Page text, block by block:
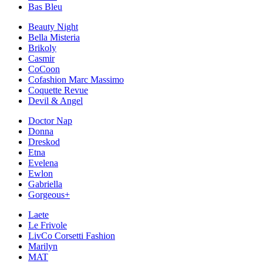
Bas Bleu
Beauty Night
Bella Misteria
Brikoly
Casmir
CoCoon
Cofashion Marc Massimo
Coquette Revue
Devil & Angel
Doctor Nap
Donna
Dreskod
Etna
Evelena
Ewlon
Gabriella
Gorgeous+
Laete
Le Frivole
LivCo Corsetti Fashion
Marilyn
MAT